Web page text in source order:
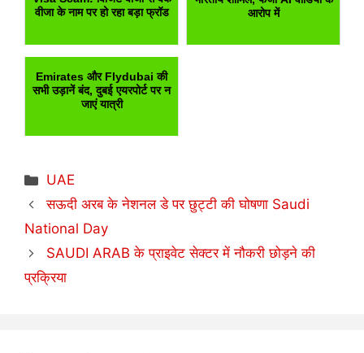
वीजा के नाम पर हो रहा बड़ा फ्रॉड
आरोप में
Emirates और Flydubai की
सभी उड़ानें बंद, दुबई एयरपोर्ट पर न
जाएं यात्री
Categories
UAE
सऊदी अरब के नेशनल डे पर छुट्टी की घोषणा Saudi
National Day
SAUDI ARAB के प्राइवेट सेक्टर में नौकरी छोड़ने की
प्रक्रिया